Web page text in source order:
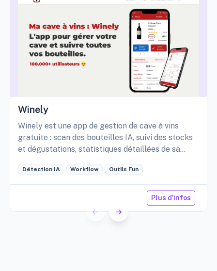
Winely
Winely est une app de gestion de cave à vins
gratuite : scan des bouteilles IA, suivi des stocks
et dégustations, statistiques détaillées de sa
Détection IA Workflow Outils Fun
Plus d'infos